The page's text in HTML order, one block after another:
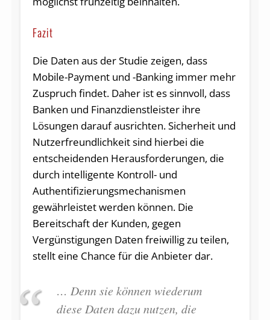
Fazit
Die Daten aus der Studie zeigen, dass
Mobile-Payment und -Banking immer mehr
Zuspruch findet. Daher ist es sinnvoll, dass
Banken und Finanzdienstleister ihre
Lösungen darauf ausrichten. Sicherheit und
Nutzerfreundlichkeit sind hierbei die
entscheidenden Herausforderungen, die
durch intelligente Kontroll- und
Authentifizierungsmechanismen
gewährleistet werden können. Die
Bereitschaft der Kunden, gegen
Vergünstigungen Daten freiwillig zu teilen,
stellt eine Chance für die Anbieter dar.
… Denn sie können wiederum
diese Daten dazu nutzen, die